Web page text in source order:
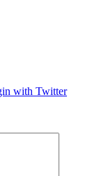
with Twitter